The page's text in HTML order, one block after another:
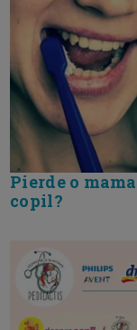
Pierde o
copil?